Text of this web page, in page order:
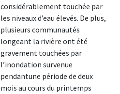
considérablement touchée par
les niveaux d’eau élevés. De plus,
plusieurs communautés
longeant la rivière ont été
gravement touchées par
l’inondation survenue
pendantune période de deux
mois au cours du printemps